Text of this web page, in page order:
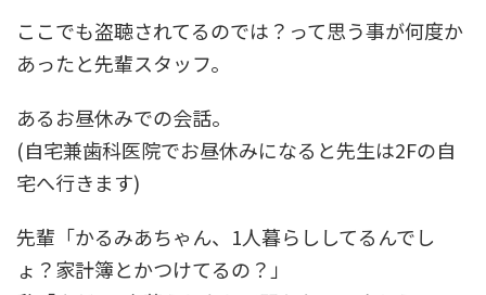
ここでも盗聴されてるのでは？って思う事が何度か
あったと先輩スタッフ。
あるお昼休みでの会話。
(自宅兼歯科医院でお昼休みになると先生は2Fの自
宅へ行きます)
先輩「かるみあちゃん、1人暮らししてるんでし
ょ？家計簿とかつけてるの？」